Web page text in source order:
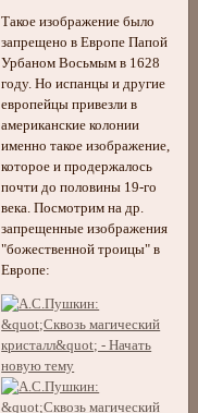
Такое изображение было
запрещено в Европе Папой
Урбаном Восьмым в 1628
году. Но испанцы и другие
европейцы привезли в
американские колонии
именно такое изображение,
которое и продержалось
почти до половины 19-го
века. Посмотрим на др.
запрещенные изображения
"божественной троицы" в
Европе: